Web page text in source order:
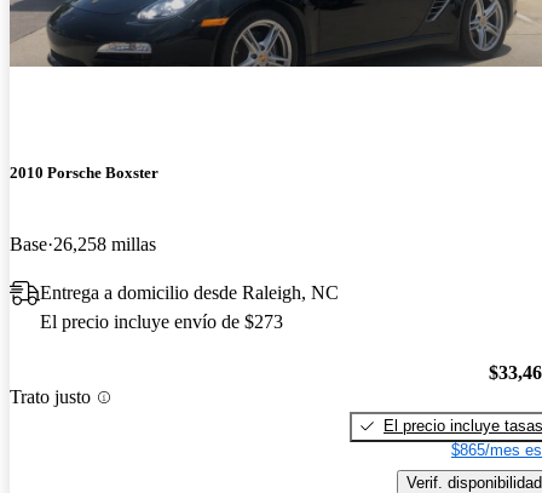
2010 Porsche Boxster
Base 26,258 millas
Entrega a domicilio desde Raleigh, NC
El precio incluye envío de $273
Trato justo
El precio incluye tasas
$865/mes
Verif. disponibilidad